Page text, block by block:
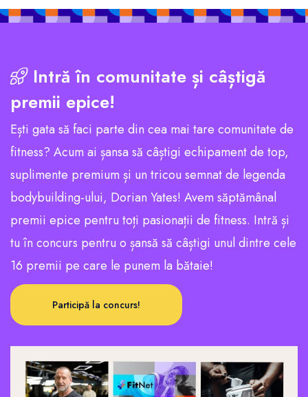
Intră în comunitate și câștigă
premii epice!
Ești gata să faci parte din cea mai tare comunitate de
fitness? Acum ai șansa să câștigi echipament de top,
suplimente premium și un tricou semnat de legenda
bodybuilding-ului, Dorian Yates! Avem săptămânal
premii epice pentru toți pasionații de fitness. Intră și
tu în concurs pentru o șansă să câștigi unul dintre cele
16 premii pe care le punem la bătaie!
Participă la concurs!